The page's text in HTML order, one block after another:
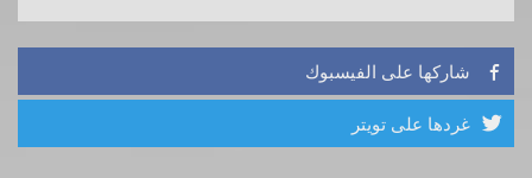
 شاركها على الفيسبوك
 غردها على تويتر